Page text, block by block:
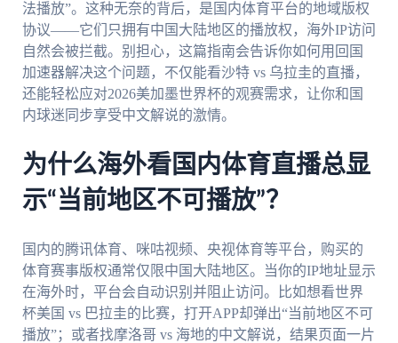
法播放”。这种无奈的背后，是国内体育平台的地域版权
协议——它们只拥有中国大陆地区的播放权，海外IP访问
自然会被拦截。别担心，这篇指南会告诉你如何用回国
加速器解决这个问题，不仅能看沙特 vs 乌拉圭的直播，
还能轻松应对2026美加墨世界杯的观赛需求，让你和国
内球迷同步享受中文解说的激情。
为什么海外看国内体育直播总显
示“当前地区不可播放”？
国内的腾讯体育、咪咕视频、央视体育等平台，购买的
体育赛事版权通常仅限中国大陆地区。当你的IP地址显示
在海外时，平台会自动识别并阻止访问。比如想看世界
杯美国 vs 巴拉圭的比赛，打开APP却弹出“当前地区不可
播放”；或者找摩洛哥 vs 海地的中文解说，结果页面一片